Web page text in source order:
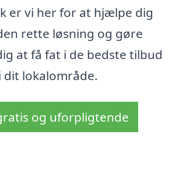
er vi her for at hjælpe dig
rette løsning og gøre
at få fat i de bedste tilbud
lokalområde.
og uforpligtende